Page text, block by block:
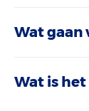
Wat gaan
Wat is het